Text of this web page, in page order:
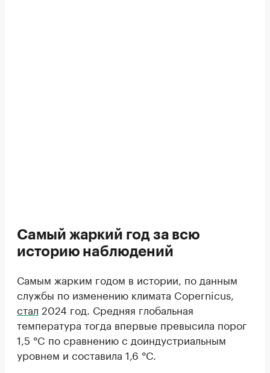
Самый жаркий год за всю
историю наблюдений
Самым жарким годом в истории, по данным
службы по изменению климата Copernicus,
стал 2024 год. Средняя глобальная
температура тогда впервые превысила порог
1,5 °C по сравнению с доиндустриальным
уровнем и составила 1,6 °C.